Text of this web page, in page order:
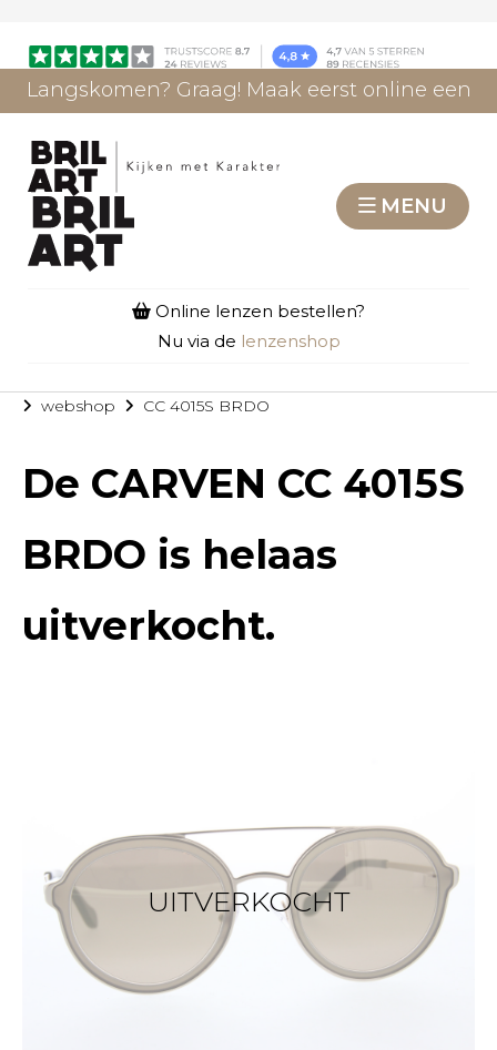
Langskomen? Graag! Maak eerst online een
MENU
Online lenzen bestellen?
Nu via de lenzenshop
webshop CC 4015S BRDO
De CARVEN CC 4015S
BRDO is helaas
uitverkocht.
UITVERKOCHT